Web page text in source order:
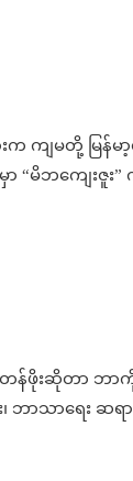
းက ကျမတို့ မ
မိဘကျေးဇူး”
တို့ရဲ့ တန်ဖိုးဆို
သာရေး ဆရ